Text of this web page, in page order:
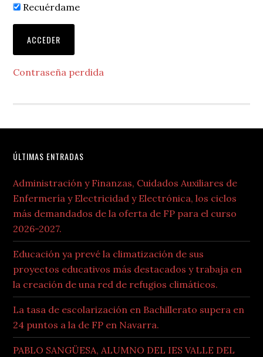
Recuérdame
Contraseña perdida
Footer
ÚLTIMAS ENTRADAS
Administración y Finanzas, Cuidados Auxiliares de
Enfermería y Electricidad y Electrónica, los ciclos
más demandados de la oferta de FP para el curso
2026-2027.
Educación ya prevé la climatización de sus
proyectos educativos más destacados y trabaja en
la creación de una red de refugios climáticos.
La tasa de escolarización en Bachillerato supera en
24 puntos a la de FP en Navarra.
PABLO SANGÜESA, ALUMNO DEL IES VALLE DEL